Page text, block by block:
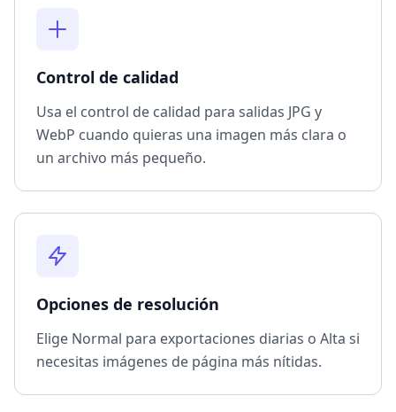
Control de calidad
Usa el control de calidad para salidas JPG y
WebP cuando quieras una imagen más clara o
un archivo más pequeño.
Opciones de resolución
Elige Normal para exportaciones diarias o Alta si
necesitas imágenes de página más nítidas.